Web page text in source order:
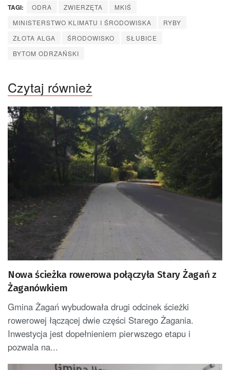
TAGI: ODRA ZWIERZĘTA
MKIŚ
MINISTERSTWO KLIMATU I ŚRODOWISKA
RYBY
ZŁOTA ALGA
ŚRODOWISKO
SŁUBICE
BYTOM ODRZAŃSKI
Czytaj również
Nowa ścieżka rowerowa połączyła Stary Żagań z
Żaganówkiem
Gmina Żagań wybudowała drugi odcinek ścieżki
rowerowej łączącej dwie części Starego Żagania.
Inwestycja jest dopełnieniem pierwszego etapu i
pozwala na...